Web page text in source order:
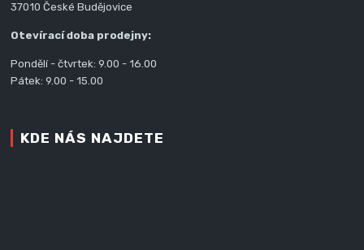
37010 České Budějovice
Otevírací doba prodejny:
Pondělí - čtvrtek: 9.00 - 16.00
Pátek: 9.00 - 15.00
KDE NÁS NAJDETE